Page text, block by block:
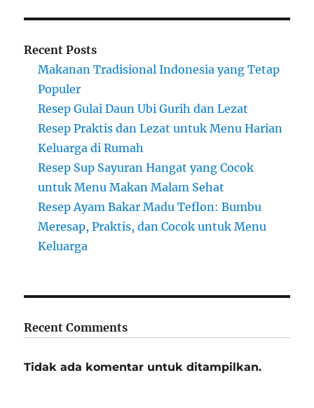
Recent Posts
Makanan Tradisional Indonesia yang Tetap
Populer
Resep Gulai Daun Ubi Gurih dan Lezat
Resep Praktis dan Lezat untuk Menu Harian
Keluarga di Rumah
Resep Sup Sayuran Hangat yang Cocok
untuk Menu Makan Malam Sehat
Resep Ayam Bakar Madu Teflon: Bumbu
Meresap, Praktis, dan Cocok untuk Menu
Keluarga
Recent Comments
Tidak ada komentar untuk ditampilkan.